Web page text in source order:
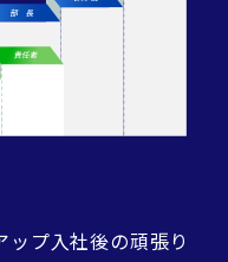
プ入社後の頑張り